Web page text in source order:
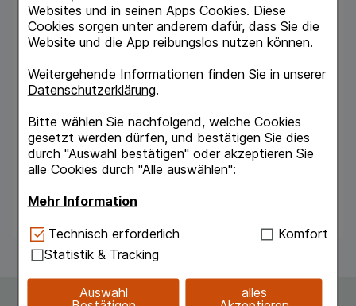
Websites und in seinen Apps Cookies. Diese
Cookies sorgen unter anderem dafür, dass Sie die
Website und die App reibungslos nutzen können.
Weitergehende Informationen finden Sie in unserer
Datenschutzerklärung.
Bitte wählen Sie nachfolgend, welche Cookies
gesetzt werden dürfen, und bestätigen Sie dies
durch "Auswahl bestätigen" oder akzeptieren Sie
alle Cookies durch "Alle auswählen":
Mehr Information
Technisch Notwendig:Hierbei handelt es sich um
Cookies, die für die Grundfunktionen unserer
Website notwendig sind (z.B. Navigation,
Warenkorb, Kundenkonto), weshalb auf diese nicht
verzichtet werden kann.
Technisch erforderlich
Komfort
Statistik & Tracking
Auswahl
alles
- erhöht Patientenkomfort (z. B. Abpolsterung
der Tibiakante)
- reduziert das Verrutschen des
- luft- und wasserdampfdurchlässig
- reißfest und dehnfähig
- weiß
Hinweise
50-mal waschbar bei max. 95° C
nach dem Waschen erhalten